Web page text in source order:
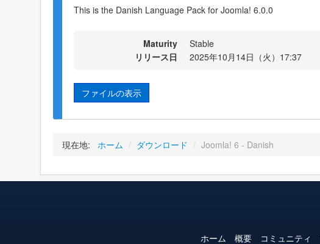
This is the Danish Language Pack for Joomla! 6.0.0
Maturity
Stable
リリース日
2025年10月14日（火）17:37
ファイルの表示
現在地: ホーム / ダウンロード / Joomla! 6 - Danish
ホーム 概要 コミュニティ